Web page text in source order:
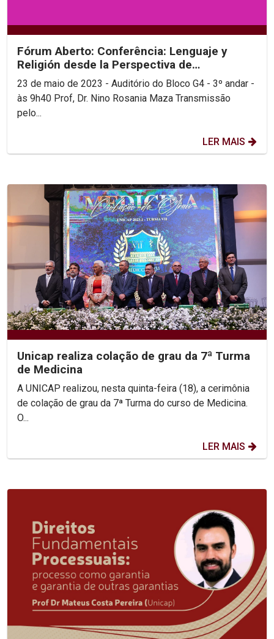
Fórum Aberto: Conferência: Lenguaje y
Religión desde la Perspectiva de
Wittgenstein
23 de maio de 2023 - Auditório do Bloco G4 - 3º andar -
às 9h40 Prof, Dr. Nino Rosania Maza Transmissão
pelo...
LER MAIS
Unicap realiza colação de grau da 7ª Turma
de Medicina
A UNICAP realizou, nesta quinta-feira (18), a cerimônia
de colação de grau da 7ª Turma do curso de Medicina.
O...
LER MAIS